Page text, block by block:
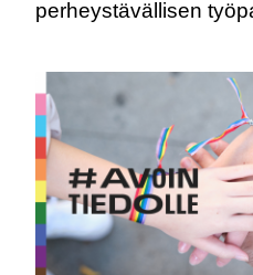
perheystävällisen